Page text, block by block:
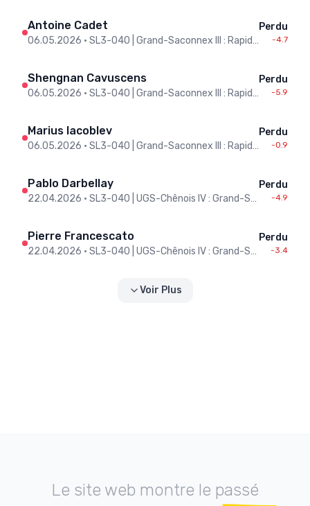
Antoine Cadet
06.05.2026 • SL3-O40 | Grand-Saconnex III : Rapid-Genève II
Perdu
-4.7
Shengnan Cavuscens
06.05.2026 • SL3-O40 | Grand-Saconnex III : Rapid-Genève II
Perdu
-5.9
Marius Iacoblev
06.05.2026 • SL3-O40 | Grand-Saconnex III : Rapid-Genève II
Perdu
-0.9
Pablo Darbellay
22.04.2026 • SL3-O40 | UGS-Chênois IV : Grand-Saconnex III
Perdu
-4.9
Pierre Francescato
22.04.2026 • SL3-O40 | UGS-Chênois IV : Grand-Saconnex III
Perdu
-3.4
Voir Plus
Le site web montre le passé